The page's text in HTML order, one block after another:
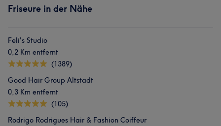
Friseure in der Nähe
Feli's Studio
0,2 Km entfernt
(1389)
Good Hair Group Altstadt
0,3 Km entfernt
(105)
Rodrigo Rodrigues Hair & Fashion Coiffeur